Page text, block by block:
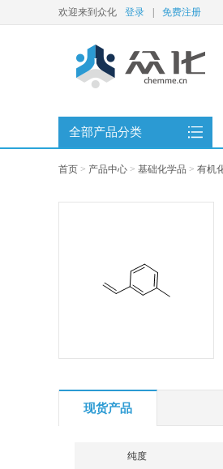
欢迎来到众化 登录 免费注册
全部产品分类
首页 > 产品中心 > 基础化学品 > 有机
现货产品
纯度